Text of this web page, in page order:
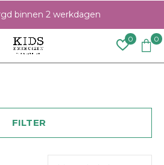
0 0
binnen 2 werkdagen
FILTER